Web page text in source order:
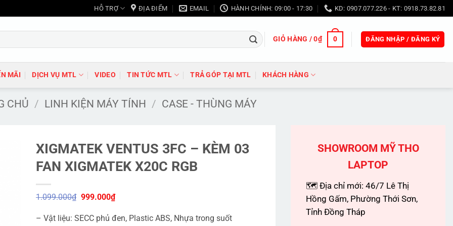
HỖ TRỢ ĐỊA ĐIỂM EMAIL HÀNH CHÍNH: 09:00 - 17:30 KD: 0907.077.226 - KT: 0918.73.82.81
GIỎ HÀNG /0₫ 0 ĐĂNG NHẬP / ĐĂNG KÝ
MÃI DỊCH VỤ MTL VIDEO TIN TỨC MTL TRẢ GÓP TẠI MTL KHÁCH HÀNG
CHỦ / LINH KIỆN MÁY TÍNH / CASE - THÙNG MÁY
XIGMATEK VENTUS 3FC – KÈM 03
FAN XIGMATEK X20C RGB
1.099.000₫ Giá
là:
1.099.000₫.
999.000₫Giá
hiện
tại
là:
– Vật liệu: SECC phủ đen, Plastic ABS, Nhựa trong suốt
SHOWROOM MỸ THO
LAPTOP
🗺 Địa chỉ mới: 46/7 Lê Thị
Hồng Gấm, Phường Thới Sơn,
Tỉnh Đồng Tháp